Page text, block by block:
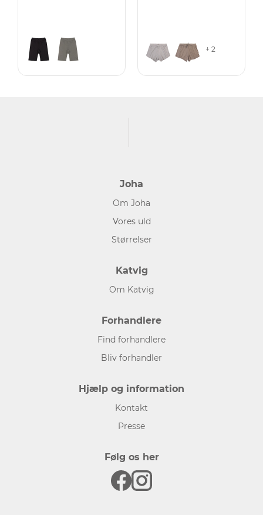
+ 2
Joha
Om Joha
Vores uld
Størrelser
Katvig
Om Katvig
Forhandlere
Find forhandlere
Bliv forhandler
Hjælp og information
Kontakt
Presse
Følg os her